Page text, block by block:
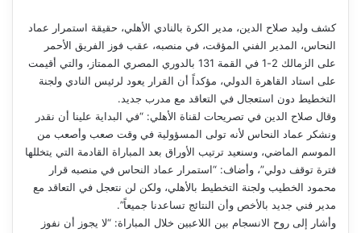
كشف وليد صلاح الدين، مدير الكرة بالنادي الأهلي، حقيقة استمرار عماد
النحاس، المدير الفني المؤقت، في منصبه، عقب فوز الفريق الأحمر
على الزمالك 2-1 في القمة 131 بالدوري المصري الممتاز، والتي أقيمت
على استاد القاهرة الدولي، مؤكداً أن القرار يعود لرئيس النادي ولجنة
التخطيط دون استعجال في التعاقد مع مدرب جديد.
وقال صلاح الدين في تصريحات لقناة الأهلي: “في البداية علينا أن نقدر
ونشكر عماد النحاس لأنه تولى المسؤولية في وقت صعب وأصعب من
الموسم الماضي، وسنعيد ترتيب الأوراق بعد المباراة القادمة التي يتخللها
فترة توقف دولي”، وأضاف: “استمرار عماد النحاس في منصبه قرار
محمود الخطيب ولجنة التخطيط بالأهلي، ولكن لن نتعجل في التعاقد مع
مدير فني جديد بالأخص وأن النتائج تساعدنا جميعاً”.
وأشار إلى روح الانسجام بين اللاعبين خلال المباراة: “لا يجوز أن نفوز